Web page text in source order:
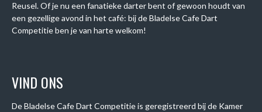
Reusel. Of je nu een fanatieke darter bent of gewoon houdt van
een gezellige avond in het café: bij de Bladelse Cafe Dart
Competitie ben je van harte welkom!
VIND ONS
De Bladelse Cafe Dart Competitie is geregistreerd bij de Kamer